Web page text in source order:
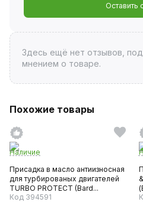
Оставить
Здесь ещё нет отзывов,
мнением о товаре.
Похожие товары
Наличие
Присадка в масло антиизносная
для турбированых двигателей
TURBO PROTECT (Bard...
Код 394591